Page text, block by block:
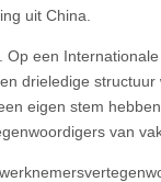
uit China.
Op een
drieledige
eigen stem
van